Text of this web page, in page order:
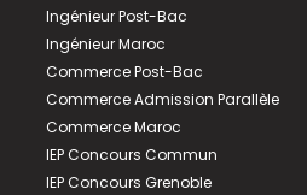
Ingénieur Post-Bac
Ingénieur Maroc
Commerce Post-Bac
Commerce Admission Parallèle
Commerce Maroc
IEP Concours Commun
IEP Concours Grenoble